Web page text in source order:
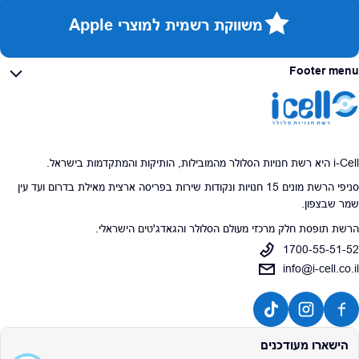
משווקת רשמית למוצרי Apple
Footer menu
i-Cell היא רשת חנויות הסלולר מהמובילות, הותיקות והמתקדמות בישראל.
סניפי הרשת מונים 15 חנויות ונקודות שירות בפריסה ארצית מאילת בדרום ועד עין
שמר שבצפון.
הרשת תופסת חלק מרכזי מעולם הסלולר והגאדג'טים הישראלי.
1700-55-51-52
info@i-cell.co.il
הישארו מעודכנים